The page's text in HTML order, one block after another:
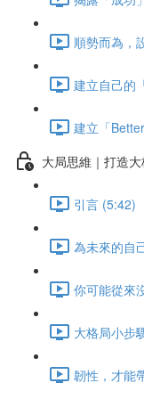
順勢而為，
建立自己的
建立「
大局思維｜打造
引言 (5:42)
為未來的自
你可能從來
大格局小步
韌性，才能